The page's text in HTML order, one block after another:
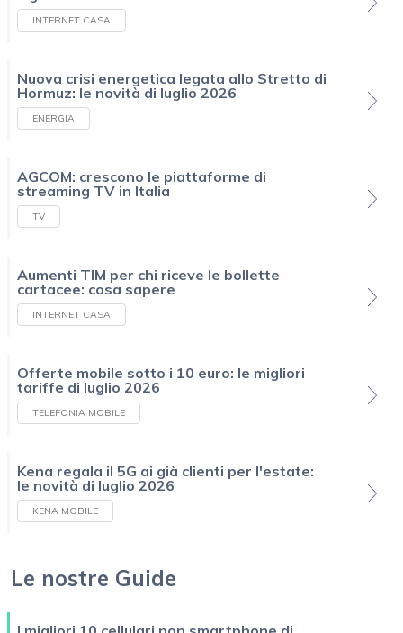
INTERNET CASA
Nuova crisi energetica legata allo Stretto di
Hormuz: le novità di luglio 2026
ENERGIA
AGCOM: crescono le piattaforme di
streaming TV in Italia
TV
Aumenti TIM per chi riceve le bollette
cartacee: cosa sapere
INTERNET CASA
Offerte mobile sotto i 10 euro: le migliori
tariffe di luglio 2026
TELEFONIA MOBILE
Kena regala il 5G ai già clienti per l'estate:
le novità di luglio 2026
KENA MOBILE
Le nostre Guide